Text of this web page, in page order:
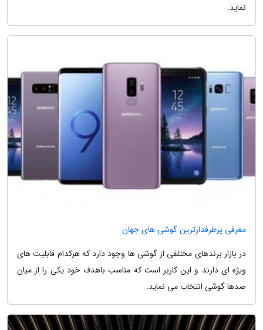
نماید.
معرفی پرطرفدارترین گوشی های جهان
در بازار برندهای مختلفی از گوشی ها وجود دارد که هرکدام قابلیت های
ویژه ای دارند و این کاربر است که مناسب باهدف خود یکی را از میان
صدها گوشی انتخاب می نماید.